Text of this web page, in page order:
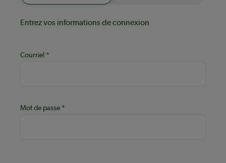
Entrez vos informations de connexion
Courriel
Mot de passe